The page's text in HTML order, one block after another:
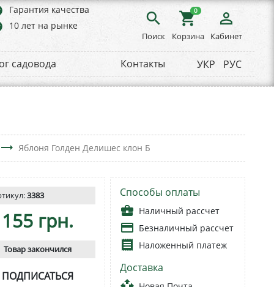
Гарантия качества
10 лет на рынке search
Поиск
shopping_cart
0
Корзина
person_outline
Кабинет
садовода Контакты УКР РУС
Яблоня Голден Делишес клон Б
3383
155 грн.
Товар закончился
ПОДПИСАТЬСЯ
Способы оплаты
business_center Наличный рассчет
payment Безналичный рассчет
receipt Наложенный платеж
Доставка